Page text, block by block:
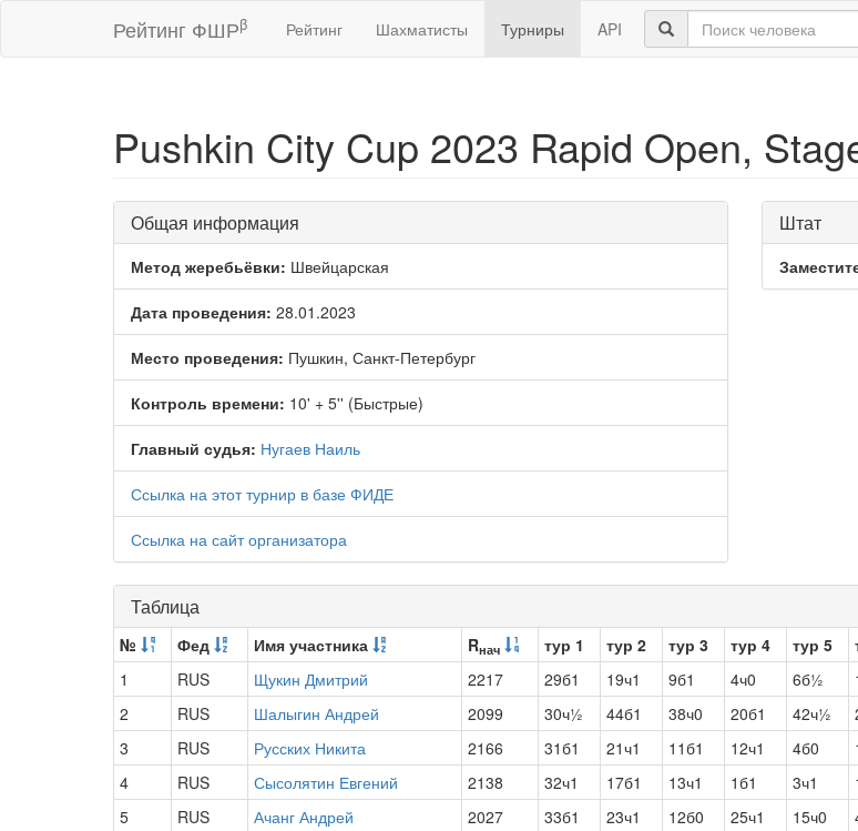
Рейтинг ФШРβ Рейтинг Шахматисты Турниры API
Pushkin City Cup 2023 Rapid Open,
Общая информация
Метод жеребьёвки: Швейцарская
Дата проведения: 28.01.2023
Место проведения: Пушкин, Санкт-Петербург
Контроль времени: 10' + 5'' (Быстрые)
Главный судья: Нугаев Наиль
Ссылка на этот турнир в базе ФИДЕ
Ссылка на сайт организатора
Штат
Таблица
№ Фед Имя участника Rнач тур 1 тур 2 тур 3 тур 4 тур 5
1
RUS Щукин Дмитрий 2217 29б1 19ч1 9б1 4ч0 6б½
2
RUS Шалыгин Андрей 2099 30ч½ 44б1 38ч0 20б1 42ч½
3
RUS Русских Никита 2166 31б1 21ч1 11б1 12ч1 4б0
4
RUS Сысолятин Евгений 2138 32ч1 17б1 13ч1 1б1 3ч1
5
RUS Ачанг Андрей 2027 33б1 23ч1 12б0 25ч1 15ч0